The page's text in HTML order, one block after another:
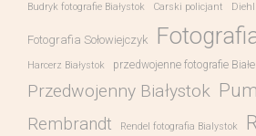
Budryk fotografie Białystok Carski policjant
Fotografia Sołowiejczyk
Harcerz Białystok przedwojenne fotografie
Przedwojenny Białystok
Rembrandt Rendel fotografia Bialystok